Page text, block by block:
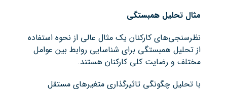
مثال تحلیل همبستگی
نظرسنجی‌های کارکنان یک مثال عالی از نحوه استفاده
از تحلیل همبستگی برای شناسایی روابط بین عوامل
مختلف و رضایت کلی کارکنان هستند.
با تحلیل چگونگی تاثیرگذاری متغیرهای مستقل